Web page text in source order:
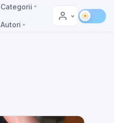
Categorii
Autori